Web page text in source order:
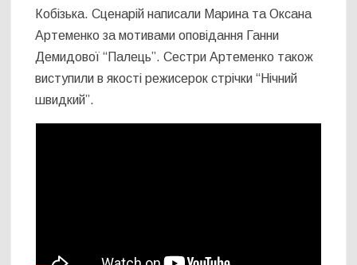
Кобізька. Сценарій написали Марина та Оксана
Артеменко за мотивами оповідання Ганни
Демидової “Палець”. Сестри Артеменко також
виступили в якості режисерок стрічки “Нічний
швидкий”.